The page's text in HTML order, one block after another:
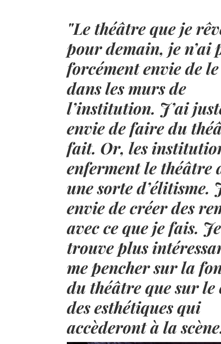
"Le théâtre que je
pour demain, je n’ai
forcément envie de
dans les murs de
l’institution. J’ai
envie de faire du
fait. Or, les
enferment le théâtre
une sorte d’élitisme.
envie de créer des
avec ce que je fais. Je
trouve plus
me pencher sur la
du théâtre que sur le
des esthétiques qui
accèderont à la